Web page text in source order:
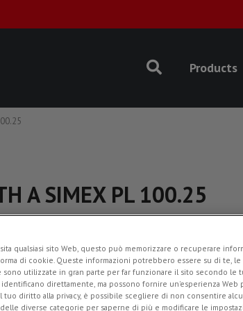
Products
A SIMEX PL 100.25
qualsiasi sito Web, questo può memorizzare o recuperare
di cookie. Queste informazioni potrebbero essere su di te,
sono utilizzate in gran parte per far funzionare il sito secondo le
direttamente, ma possono fornire un'esperienza Web
tuo diritto alla privacy, è possibile scegliere di non consentire
diverse categorie per saperne di più e modificare le